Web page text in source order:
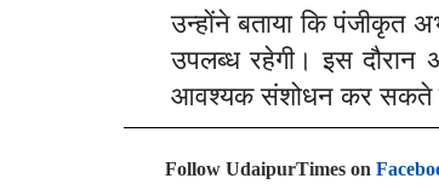
उन्होंने बताया कि पंजीकृत
उपलब्ध रहेगी। इस दौरान
आवश्यक संशोधन कर सकते
Follow UdaipurTimes on